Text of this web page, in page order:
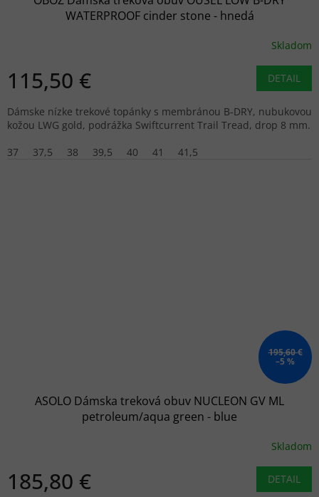
WATERPROOF cinder stone - hnedá
Skladom
115,50 € DETAIL
Dámske nízke trekové topánky s membránou B-DRY, nubukovou
kožou LWG gold, podrážka Swiftcurrent Trail Tread, drop 8 mm.
37
37,5 38 39,5 40 41 41,5
195,60 €
–5 %
ASOLO Dámska treková obuv NUCLEON GV ML
petroleum/aqua green - blue
Skladom
185,80 € DETAIL